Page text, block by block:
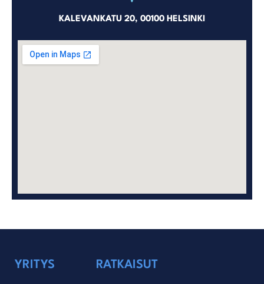
KALEVANKATU 20, 00100 HELSINKI
YRITYS RATKAISUT